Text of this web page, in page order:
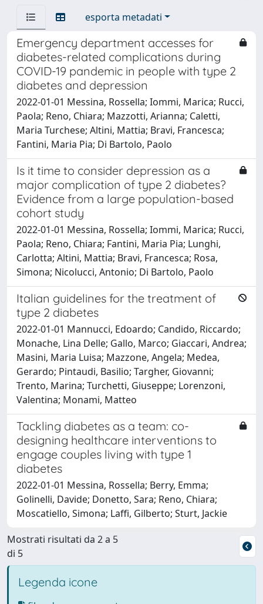
esporta metadati
Emergency department accesses for
diabetes-related complications during
COVID-19 pandemic in people with type 2
diabetes and depression
2022-01-01 Messina, Rossella; Iommi, Marica; Rucci,
Paola; Reno, Chiara; Mazzotti, Arianna; Caletti,
Maria Turchese; Altini, Mattia; Bravi, Francesca;
Fantini, Maria Pia; Di Bartolo, Paolo
Is it time to consider depression as a
major complication of type 2 diabetes?
Evidence from a large population-based
cohort study
2022-01-01 Messina, Rossella; Iommi, Marica; Rucci,
Paola; Reno, Chiara; Fantini, Maria Pia; Lunghi,
Carlotta; Altini, Mattia; Bravi, Francesca; Rosa,
Simona; Nicolucci, Antonio; Di Bartolo, Paolo
Italian guidelines for the treatment of
type 2 diabetes
2022-01-01 Mannucci, Edoardo; Candido, Riccardo;
Monache, Lina Delle; Gallo, Marco; Giaccari, Andrea;
Masini, Maria Luisa; Mazzone, Angela; Medea,
Gerardo; Pintaudi, Basilio; Targher, Giovanni;
Trento, Marina; Turchetti, Giuseppe; Lorenzoni,
Valentina; Monami, Matteo
Tackling diabetes as a team: co-
designing healthcare interventions to
engage couples living with type 1
diabetes
2022-01-01 Messina, Rossella; Berry, Emma;
Golinelli, Davide; Donetto, Sara; Reno, Chiara;
Moscatiello, Simona; Laffi, Gilberto; Sturt, Jackie
Mostrati risultati da 2 a 5
di 5
Legenda icone